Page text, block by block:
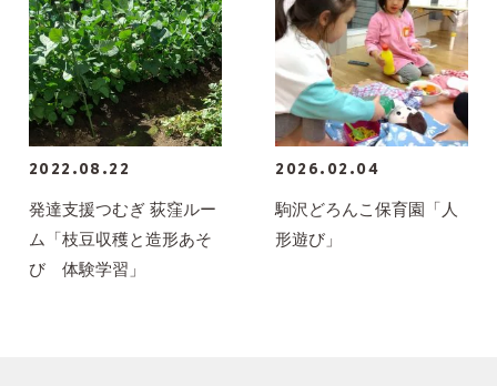
2022.08.22
発達支援つむぎ 荻窪ルー
ム「枝豆収穫と造形あそ
び 体験学習」
2026.02.04
駒沢どろんこ保育園「人
形遊び」